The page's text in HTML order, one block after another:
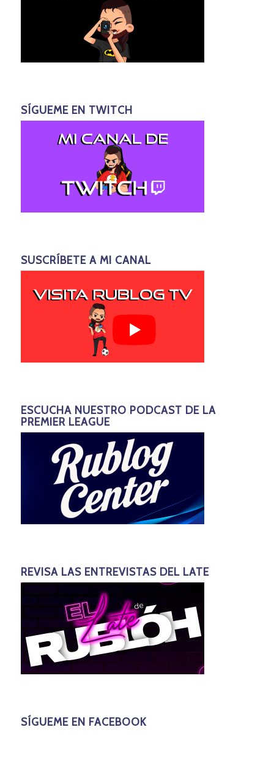
SÍGUEME EN TWITCH
SUSCRÍBETE A MI CANAL
ESCUCHA NUESTRO PODCAST DE LA
PREMIER LEAGUE
REVISA LAS ENTREVISTAS DEL LATE
SÍGUEME EN FACEBOOK